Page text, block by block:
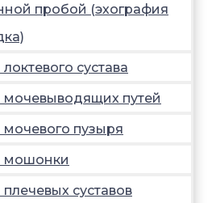
пробой (эхография
сустава
мочевыводящих путей
пузыря
мошонки
суставов